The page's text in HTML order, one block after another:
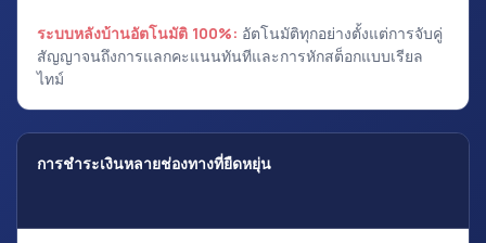
ระบบหลังบ้านอัตโนมัติ 100%: อัตโนมัติทุกอย่างตั้งแต่การจับคู่
สัญญาจนถึงการแลกคะแนนทันทีและการหักสต็อกแบบเรียล
ไทม์
การชำระเงินหลายช่องทางที่ยืดหยุ่น